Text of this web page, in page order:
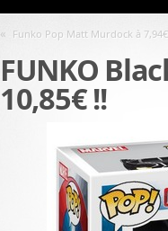
« Funko Pop Matt Murdock à
FUNKO
10,85€ !!